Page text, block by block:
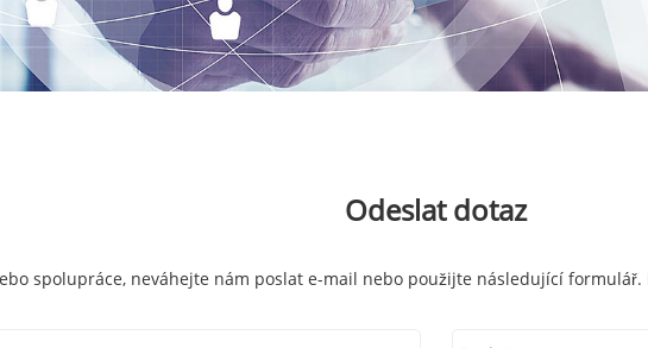
Odeslat dotaz
spolupráce, neváhejte nám poslat e-mail nebo použijte následující